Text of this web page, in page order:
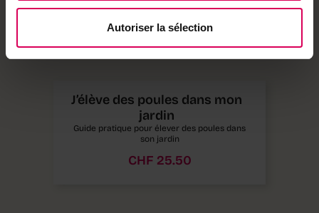
Autoriser la sélection
J’élève des poules dans mon
jardin
Guide pratique pour élever des poules dans
son jardin
CHF 25.50